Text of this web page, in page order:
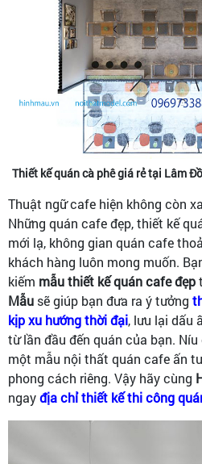
Thiết kế quán cà phê giá rẻ tại Lâm
Thuật ngữ cafe hiện không còn
Những quán cafe đẹp, thiết kế
mới lạ, không gian quán cafe
khách hàng luôn mong muốn.
kiếm mẫu thiết kế quán cafe đẹp
Mẫu sẽ giúp bạn đưa ra ý tưởng
kịp xu hướng thời đại, lưu lại dấu
từ lần đầu đến quán của bạn.
một mẫu nội thất quán cafe ấn
phong cách riêng. Vậy hãy cùng
ngayđịa chỉ thiết kế thi công